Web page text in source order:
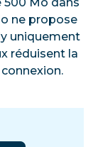
ne propose
uniquement
réduisent la